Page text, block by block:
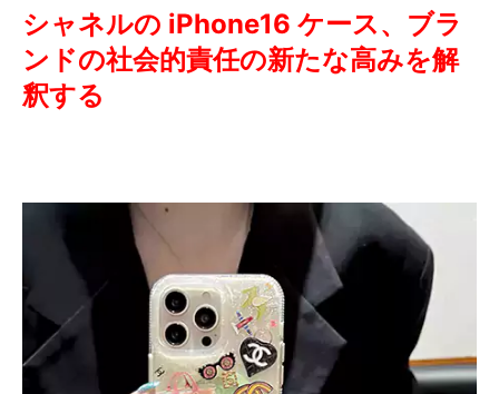
シャネルの iPhone16 ケース、ブラ
ンドの社会的責任の新たな高みを解
釈する